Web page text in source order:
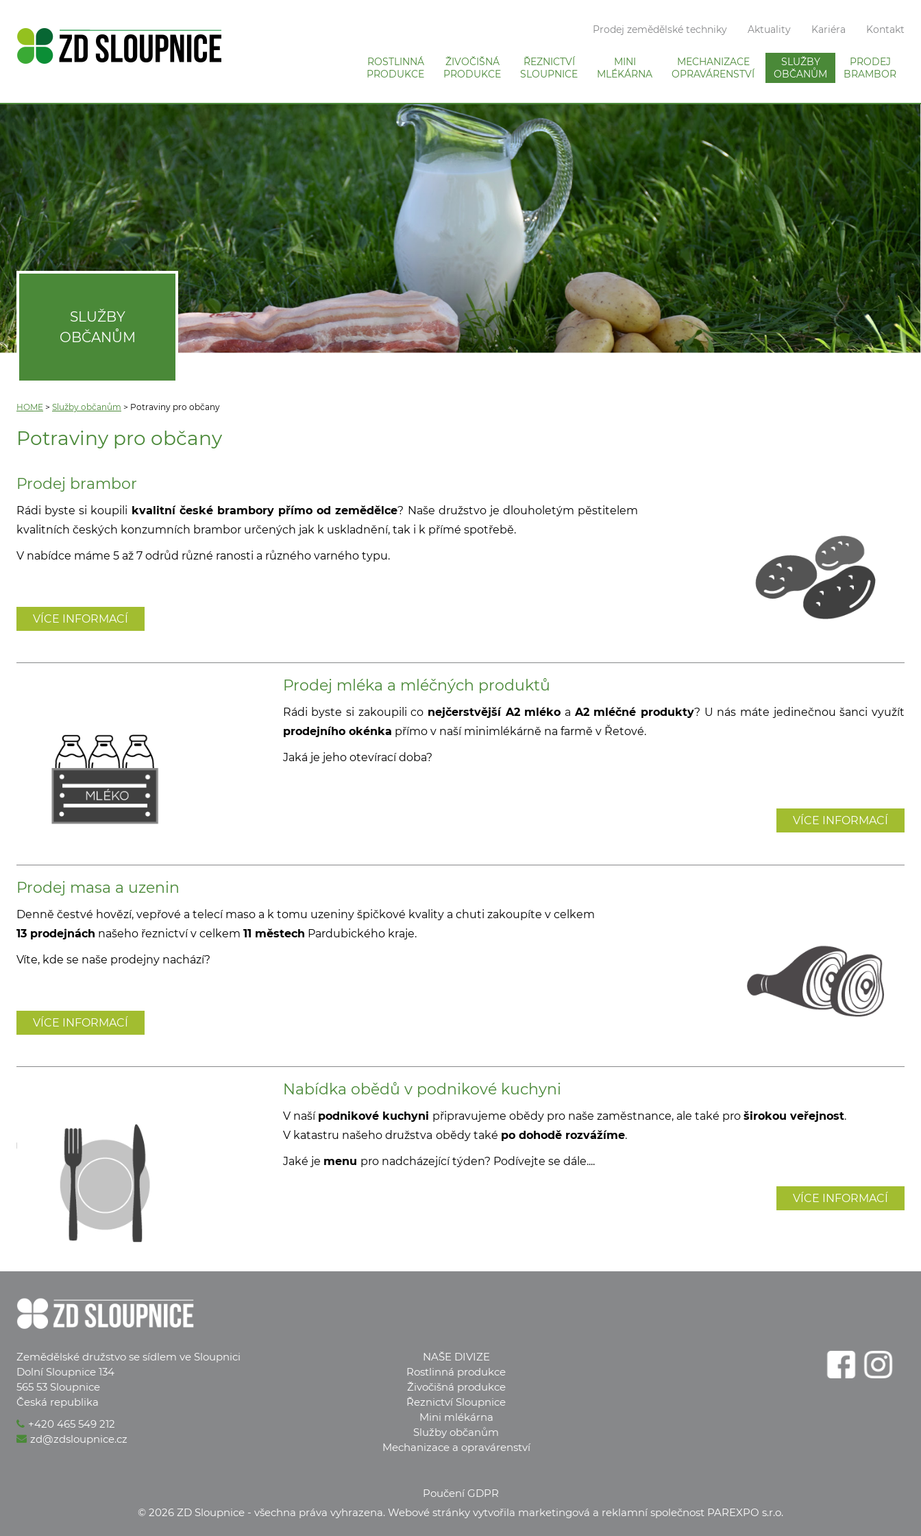
Prodej zemědělské techniky Aktuality Kariéra Kontakt
ROSTLINNÁ
PRODUKCE
ŽIVOČIŠNÁ
PRODUKCE
ŘEZNICTVÍ
SLOUPNICE
MINI
MLÉKÁRNA
MECHANIZACE
OPRAVÁRENSTVÍ
SLUŽBY
OBČANŮM
PRODEJ
BRAMBOR
SLUŽBY
OBČANŮM
HOME > Služby občanům > Potraviny pro občany
Potraviny pro občany
Prodej brambor
Rádi byste si koupili kvalitní české brambory přímo od zemědělce? Naše družstvo je dlouholetým pěstitelem
kvalitních českých konzumních brambor určených jak k uskladnění, tak i k přímé spotřebě.
V nabídce máme 5 až 7 odrůd různé ranosti a různého varného typu.
VÍCE INFORMACÍ
Prodej mléka a mléčných produktů
Rádi byste si zakoupili co nejčerstvější A2 mléko a A2 mléčné produkty? U nás máte jedinečnou šanci využít
prodejního okénka přímo v naší minimlékárně na farmě v Řetové.
Jaká je jeho otevírací doba?
VÍCE INFORMACÍ
Prodej masa a uzenin
Denně čestvé hovězí, vepřové a telecí maso a k tomu uzeniny špičkové kvality a chuti zakoupíte v celkem
13 prodejnách našeho řeznictví v celkem 11 městech Pardubického kraje.
Víte, kde se naše prodejny nachází?
VÍCE INFORMACÍ
Nabídka obědů v podnikové kuchyni
V naší podnikové kuchyni připravujeme obědy pro naše zaměstnance, ale také pro širokou veřejnost.
V katastru našeho družstva obědy také po dohodě rozvážíme.
Jaké je menu pro nadcházející týden? Podívejte se dále....
VÍCE INFORMACÍ
Zemědělské družstvo se sídlem ve Sloupnici
Dolní Sloupnice 134
565 53 Sloupnice
Česká republika
+420 465 549 212
zd@zdsloupnice.cz
NAŠE DIVIZE
Rostlinná produkce
Živočišná produkce
Řeznictví Sloupnice
Mini mlékárna
Služby občanům
Mechanizace a opravárenství
Poučení GDPR
© 2026 ZD Sloupnice - všechna práva vyhrazena. Webové stránky vytvořila marketingová a reklamní společnost PAREXPO s.r.o.